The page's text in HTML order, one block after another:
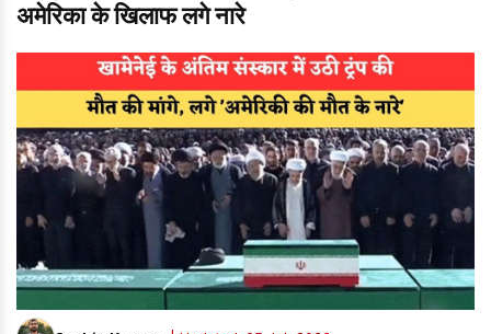
अमेरिका के खिलाफ लगे नारे